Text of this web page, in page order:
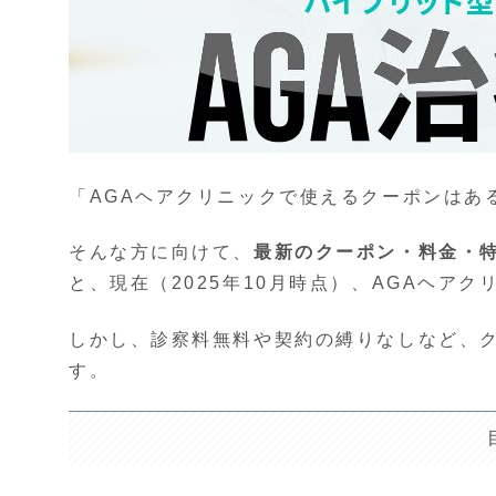
「AGAヘアクリニックで使えるクーポンはあ
そんな方に向けて、最新のクーポン・料金・
と、現在（2025年10月時点）、AGAヘアク
しかし、診察料無料や契約の縛りなしなど、
す。